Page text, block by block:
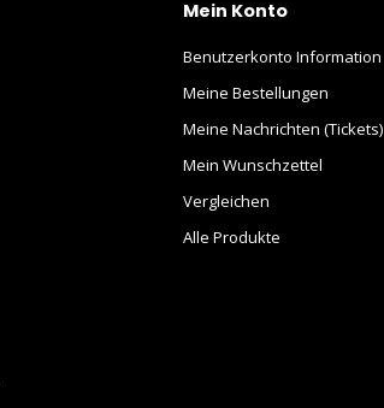
Mein Konto
Benutzerkonto Information
Meine Bestellungen
Meine Nachrichten (Tickets)
Mein Wunschzettel
Vergleichen
Alle Produkte